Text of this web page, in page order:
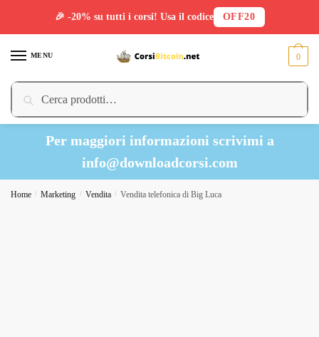
MENU
Cerca:
Cerca
0
Per maggiori informazioni scrivimi a
info@downloadcorsi.com
Home / Marketing / Vendita / Vendita telefonica di Big Luca
🎉 -20% su tutti i corsi! Usa il codice OFF20